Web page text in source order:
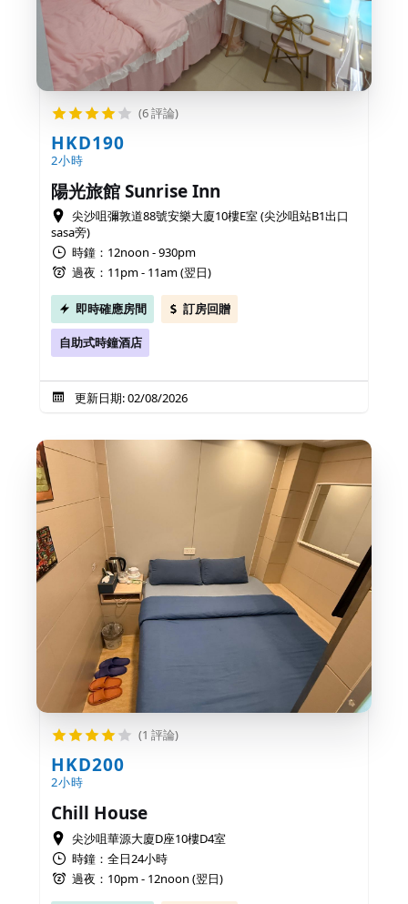
(6 評論)
HKD190
2小時
陽光旅館 Sunrise Inn
尖沙咀彌敦道88號安樂大廈10樓E室 (尖沙咀站B1出口
sasa旁)
時鐘：12noon - 930pm
過夜：11pm - 11am (翌日)
即時確應房間 訂房回贈
自助式時鐘酒店
更新日期: 02/08/2026
(1 評論)
HKD200
2小時
Chill House
尖沙咀華源大廈D座10樓D4室
時鐘：全日24小時
過夜：10pm - 12noon (翌日)